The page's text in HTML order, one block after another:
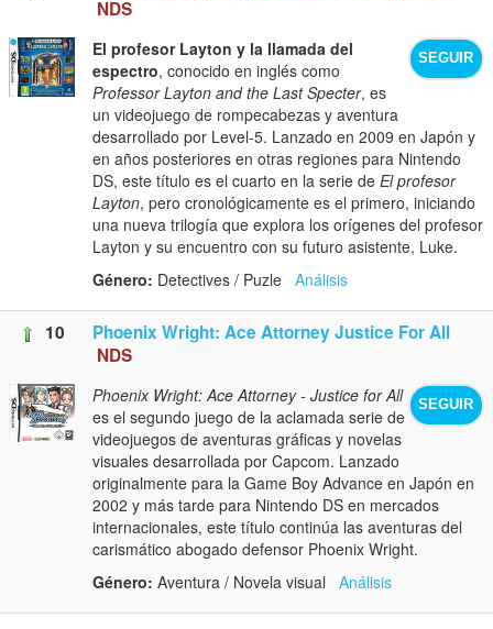
NDS
SEGUIR
El profesor Layton y la llamada del
espectro, conocido en inglés como
Professor Layton and the Last Specter, es
un videojuego de rompecabezas y aventura
desarrollado por Level-5. Lanzado en 2009 en Japón y
en años posteriores en otras regiones para Nintendo
DS, este título es el cuarto en la serie de El profesor
Layton, pero cronológicamente es el primero, iniciando
una nueva trilogía que explora los orígenes del profesor
Layton y su encuentro con su futuro asistente, Luke.
Género: Detectives / Puzle Análisis
10
Phoenix Wright: Ace Attorney Justice For All
NDS
SEGUIR
Phoenix Wright: Ace Attorney - Justice for All
es el segundo juego de la aclamada serie de
videojuegos de aventuras gráficas y novelas
visuales desarrollada por Capcom. Lanzado
originalmente para la Game Boy Advance en Japón en
2002 y más tarde para Nintendo DS en mercados
internacionales, este título continúa las aventuras del
carismático abogado defensor Phoenix Wright.
Género: Aventura / Novela visual Análisis